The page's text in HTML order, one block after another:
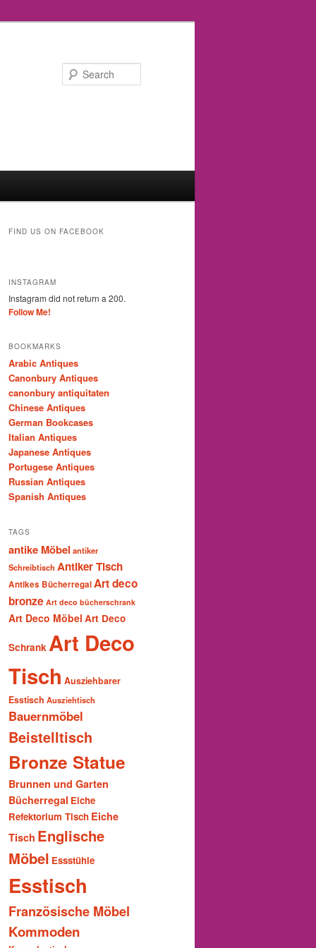
FIND US ON FACEBOOK
INSTAGRAM
Instagram did not return a 200.
Follow Me!
BOOKMARKS
Arabic Antiques
Canonbury Antiques
canonbury antiquitaten
Chinese Antiques
German Bookcases
Italian Antiques
Japanese Antiques
Portugese Antiques
Russian Antiques
Spanish Antiques
TAGS
antike Möbel antiker
Schreibtisch Antiker Tisch
Antikes BücherregalArt deco
bronze Art deco bücherschrank
Art Deco Möbel Art Deco
Schrank Art Deco
Tisch Ausziehbarer
Esstisch Ausziehtisch
Bauernmöbel
Beistelltisch
Bronze Statue
Brunnen und Garten
Bücherregal Eiche
Refektorium Tisch Eiche
Tisch Englische
Möbel Essstühle
Esstisch
Französische Möbel
Kommoden